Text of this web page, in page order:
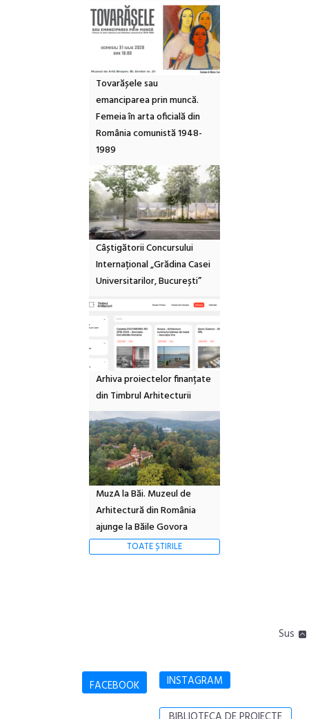
Tovarășele sau
emanciparea prin muncă.
Femeia în arta oficială din
România comunistă 1948-
1989
Câștigătorii Concursului
Internațional „Grădina Casei
Universitarilor, București”
Arhiva proiectelor finanțate
din Timbrul Arhitecturii
MuzA la Băi. Muzeul de
Arhitectură din România
ajunge la Băile Govora
TOATE ȘTIRILE
Sus
FACEBOOK INSTAGRAM